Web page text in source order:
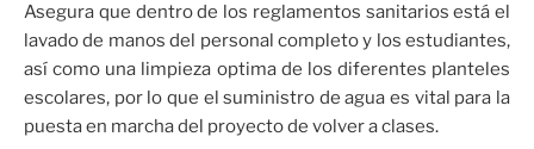
Asegura que dentro de los reglamentos sanitarios está el
lavado de manos del personal completo y los estudiantes,
así como una limpieza optima de los diferentes planteles
escolares, por lo que el suministro de agua es vital para la
puesta en marcha del proyecto de volver a clases.